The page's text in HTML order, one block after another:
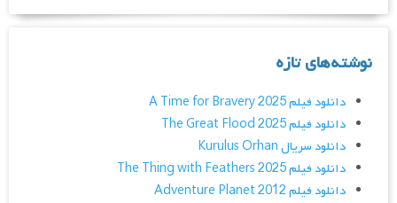
نوشته‌های تازه
دانلود فیلم A Time for Bravery 2025
دانلود فیلم The Great Flood 2025
دانلود سریال Kurulus Orhan
دانلود فیلم The Thing with Feathers 2025
دانلود فیلم Adventure Planet 2012